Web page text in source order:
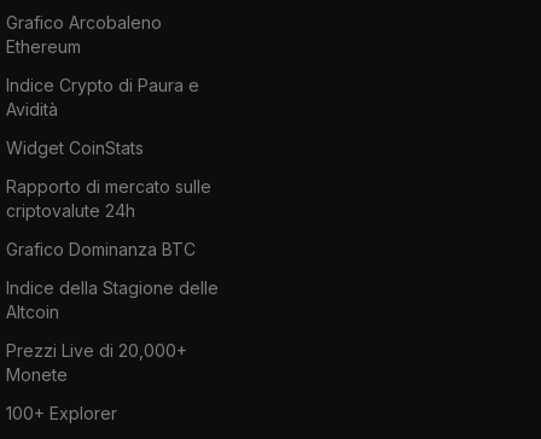
Grafico Arcobaleno
Ethereum
Indice Crypto di Paura e
Avidità
Widget CoinStats
Rapporto di mercato sulle
criptovalute 24h
Grafico Dominanza BTC
Indice della Stagione delle
Altcoin
Prezzi Live di 20,000+
Monete
100+ Explorer